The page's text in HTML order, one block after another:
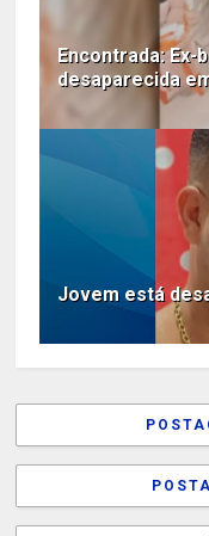
Encontrada: Ex-
desaparecida
Jovem está